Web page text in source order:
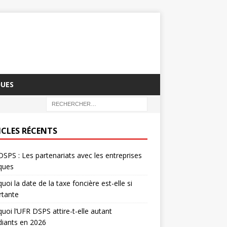
RÉCENTS
: Les partenariats avec les entreprises
la date de la taxe foncière est-elle si
l’UFR DSPS attire-t-elle autant
en 2026